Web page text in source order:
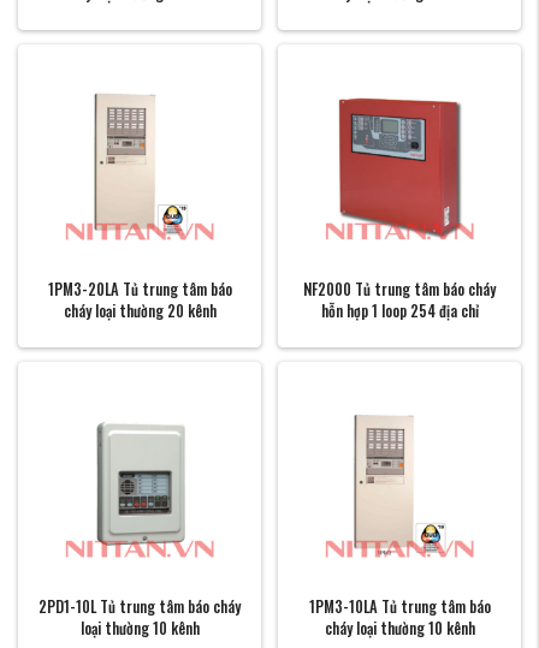
1PM3-20LA Tủ trung tâm báo
cháy loại thường 20 kênh
NF2000 Tủ trung tâm báo cháy
hỗn hợp 1 loop 254 địa chỉ
2PD1-10L Tủ trung tâm báo cháy
loại thường 10 kênh
1PM3-10LA Tủ trung tâm báo
cháy loại thường 10 kênh